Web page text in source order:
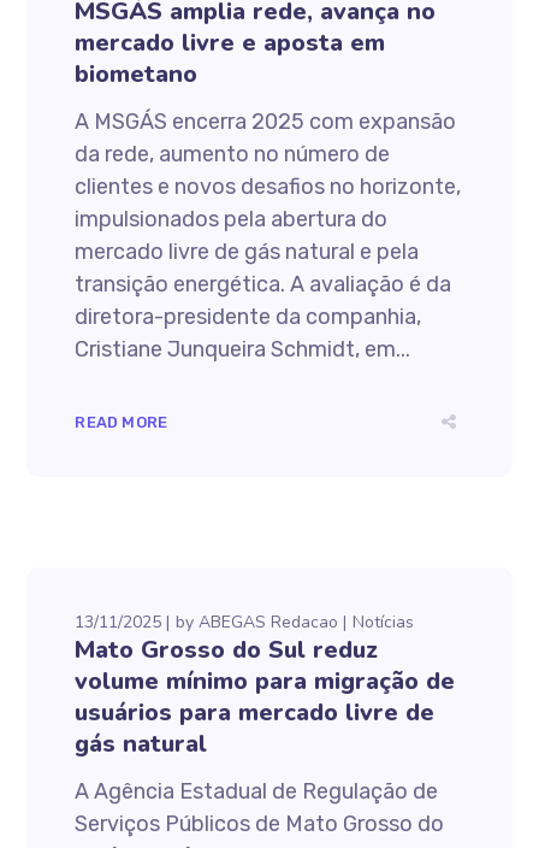
MSGÁS amplia rede, avança no
mercado livre e aposta em
biometano
A MSGÁS encerra 2025 com expansão
da rede, aumento no número de
clientes e novos desafios no horizonte,
impulsionados pela abertura do
mercado livre de gás natural e pela
transição energética. A avaliação é da
diretora-presidente da companhia,
Cristiane Junqueira Schmidt, em...
READ MORE
13/11/2025 byABEGAS Redacao Notícias
Mato Grosso do Sul reduz
volume mínimo para migração de
usuários para mercado livre de
gás natural
A Agência Estadual de Regulação de
Serviços Públicos de Mato Grosso do